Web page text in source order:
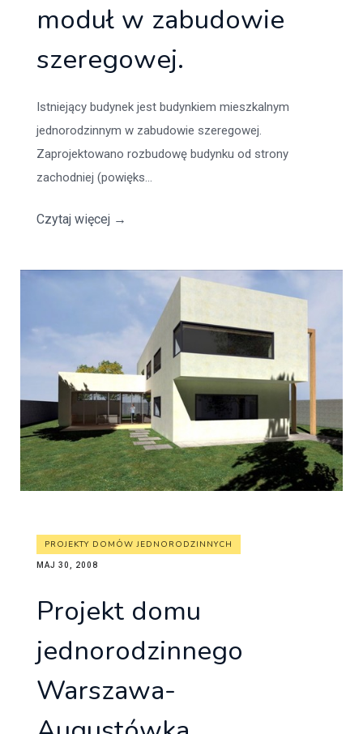
moduł w zabudowie
szeregowej.
Istniejący budynek jest budynkiem mieszkalnym
jednorodzinnym w zabudowie szeregowej.
Zaprojektowano rozbudowę budynku od strony
zachodniej (powięks...
Czytaj więcej →
PROJEKTY DOMÓW JEDNORODZINNYCH
MAJ 30, 2008
Projekt domu
jednorodzinnego
Warszawa-